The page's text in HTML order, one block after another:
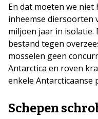
En dat moeten we
inheemse diersoorten
miljoen jaar in isolatie.
bestand tegen
mosselen geen
Antarctica en roven
enkele Antarcticaanse
Schepen